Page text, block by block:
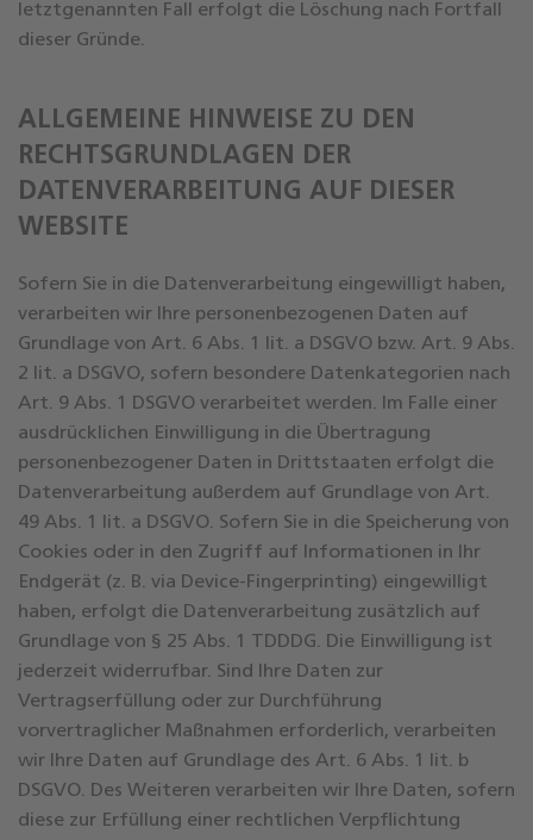
letztgenannten Fall erfolgt die Löschung nach Fortfall
dieser Gründe.
ALLGEMEINE HINWEISE ZU DEN
RECHTSGRUNDLAGEN DER
DATENVERARBEITUNG AUF DIESER
WEBSITE
Sofern Sie in die Datenverarbeitung eingewilligt haben,
verarbeiten wir Ihre personenbezogenen Daten auf
Grundlage von Art. 6 Abs. 1 lit. a DSGVO bzw. Art. 9 Abs.
2 lit. a DSGVO, sofern besondere Datenkategorien nach
Art. 9 Abs. 1 DSGVO verarbeitet werden. Im Falle einer
ausdrücklichen Einwilligung in die Übertragung
personenbezogener Daten in Drittstaaten erfolgt die
Datenverarbeitung außerdem auf Grundlage von Art.
49 Abs. 1 lit. a DSGVO. Sofern Sie in die Speicherung von
Cookies oder in den Zugriff auf Informationen in Ihr
Endgerät (z. B. via Device-Fingerprinting) eingewilligt
haben, erfolgt die Datenverarbeitung zusätzlich auf
Grundlage von § 25 Abs. 1 TDDDG. Die Einwilligung ist
jederzeit widerrufbar. Sind Ihre Daten zur
Vertragserfüllung oder zur Durchführung
vorvertraglicher Maßnahmen erforderlich, verarbeiten
wir Ihre Daten auf Grundlage des Art. 6 Abs. 1 lit. b
DSGVO. Des Weiteren verarbeiten wir Ihre Daten, sofern
diese zur Erfüllung einer rechtlichen Verpflichtung